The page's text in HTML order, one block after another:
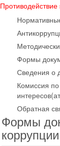
Противодействие
Формы
Сведения о
Комиссия
Обратная
Формы